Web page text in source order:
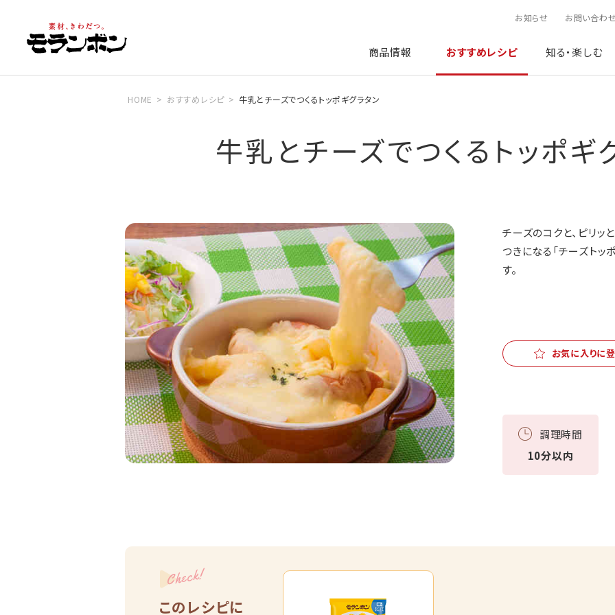
お知らせ お問い合わ
商品情報 おすすめレシピ 知る・楽しむ
HOME おすすめレシピ 牛乳とチーズでつくるトッポギグラタン
牛乳とチーズでつくるトッポギ
チーズのコクと、ピリ
つきになる「チーズトッ
す。
お気に入りに
調理時間
10分以内
Check!
このレシピに